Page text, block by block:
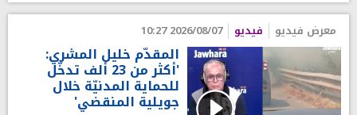
معرض فيديو فيديو 2026/08/07 10:27
المقدّم خليل المشري:
'أكثر من 23 ألف تدخّل
للحماية المدنيّة خلال
جويلية المنقضي'